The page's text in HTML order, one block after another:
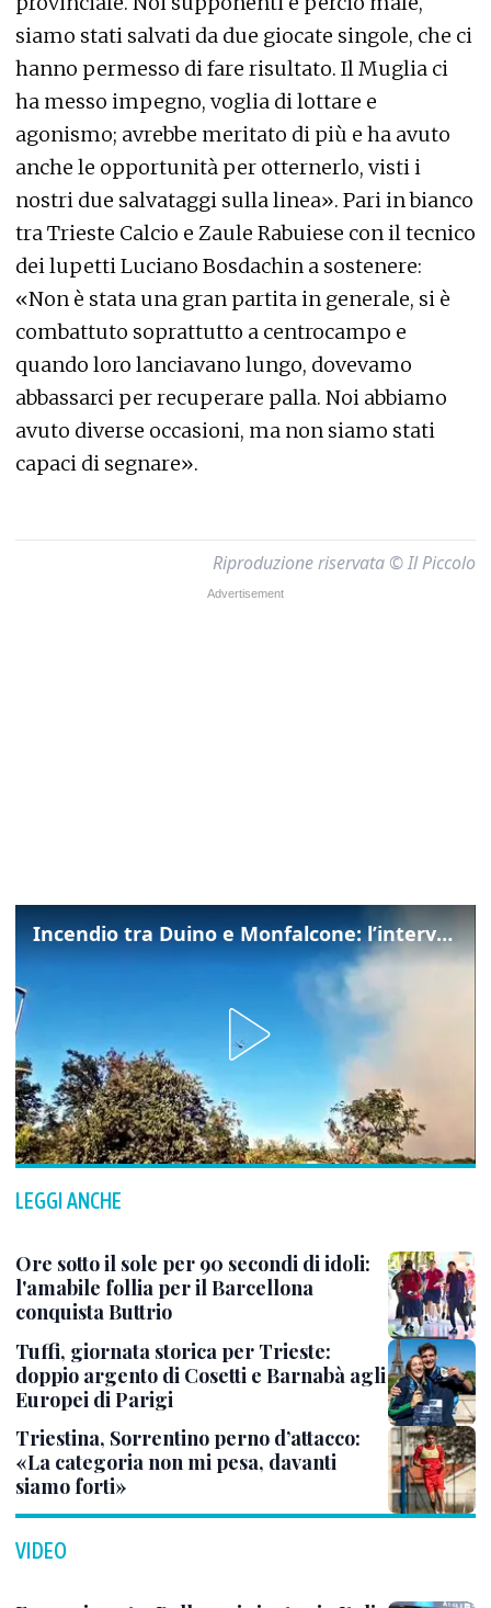
siamo stati salvati da due giocate singole, che ci
hanno permesso di fare risultato. Il Muglia ci
ha messo impegno, voglia di lottare e
agonismo; avrebbe meritato di più e ha avuto
anche le opportunità per otternerlo, visti i
nostri due salvataggi sulla linea». Pari in bianco
tra Trieste Calcio e Zaule Rabuiese con il tecnico
dei lupetti Luciano Bosdachin a sostenere:
«Non è stata una gran partita in generale, si è
combattuto soprattutto a centrocampo e
quando loro lanciavano lungo, dovevamo
abbassarci per recuperare palla. Noi abbiamo
avuto diverse occasioni, ma non siamo stati
capaci di segnare».
Riproduzione riservata © Il Piccolo
Incendio tra Duino e Monfalcone: l’intervento dei vigili del fuoco
LEGGI ANCHE
Ore sotto il sole per 90 secondi di idoli:
l'amabile follia per il Barcellona
conquista Buttrio
Tuffi, giornata storica per Trieste:
doppio argento di Cosetti e Barnabà agli
Europei di Parigi
Triestina, Sorrentino perno d’attacco:
«La categoria non mi pesa, davanti
siamo forti»
VIDEO